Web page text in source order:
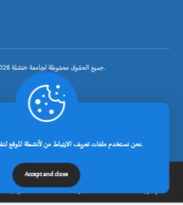
© جميع الحقوق محفوظة لجامعة خنشلة 2026.
.
تصميم شركة رانوبيت
عن الجامعة مدونة إتصل بنا
نحن نستخدم ملفات تعريف الارتباط من لأنشطة الموقع لنقدم لك تجربة أفضل.
Accept and close